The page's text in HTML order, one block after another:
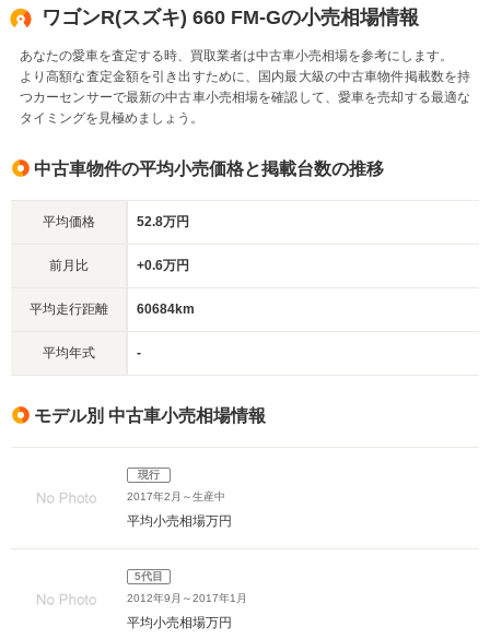
ワゴンR(スズキ) 660 FM-Gの小売相場情報
あなたの愛車を査定する時、買取業者は中古車小売相場を参考にします。
より高額な査定金額を引き出すために、国内最大級の中古車物件掲載数を持
つカーセンサーで最新の中古車小売相場を確認して、愛車を売却する最適な
タイミングを見極めましょう。
中古車物件の平均小売価格と掲載台数の推移
平均価格 52.8万円
前月比 +0.6万円
平均走行距離 60684km
平均年式 -
モデル別 中古車小売相場情報
現行
2017年2月～生産中
平均小売相場万円
5代目
2012年9月～2017年1月
平均小売相場万円